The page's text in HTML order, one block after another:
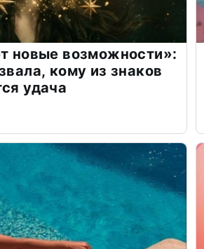
новые возможности»:
кому из знаков
удача